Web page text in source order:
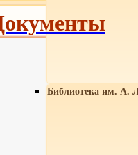
Библиотека им. А.